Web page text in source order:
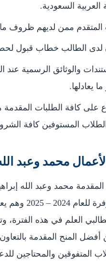
العربية السعودية.
ممن لديهم ظروف
الطالب خطاب قبول
والوثائق الرسمية
ما يعادلها.
على كافة الطلبات المقدمة
المستوفين كافة
محمد وعبد
محمد وعبد الله
في
العلم في هذه الفترة،
المنح المقدمة بالتعاون
المتفوقين والمحتاجين